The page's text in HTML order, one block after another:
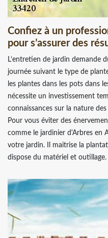
Confiez à un
pour s’assurer des
L’entretien de jardin demande
journée suivant le type de
les plantes dans les pots dans
nécessite un investissement
connaissances sur la nature
Pour vous éviter des
comme le jardinier d'Arbres en
votre jardin. Il maitrise la
dispose du matériel et outillage.